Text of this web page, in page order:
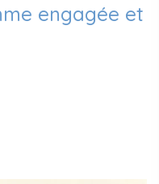
engagée et